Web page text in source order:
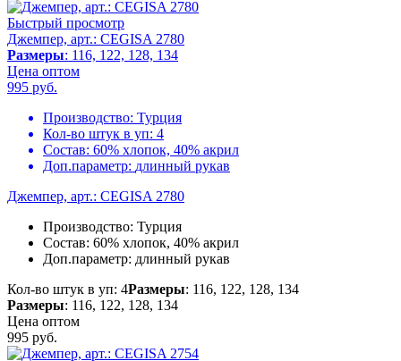
Быстрый просмотр
Джемпер, арт.: CEGISA 2780
Размеры: 116, 122, 128, 134
Цена оптом
995 руб.
Производство: Турция
Кол-во штук в уп: 4
Состав: 60% хлопок, 40% акрил
Доп.параметр: длинный рукав
Джемпер, арт.: CEGISA 2780
Производство: Турция
Состав: 60% хлопок, 40% акрил
Доп.параметр: длинный рукав
Кол-во штук в уп: 4Размеры: 116, 122, 128, 134
Размеры: 116, 122, 128, 134
Цена оптом
995 руб.